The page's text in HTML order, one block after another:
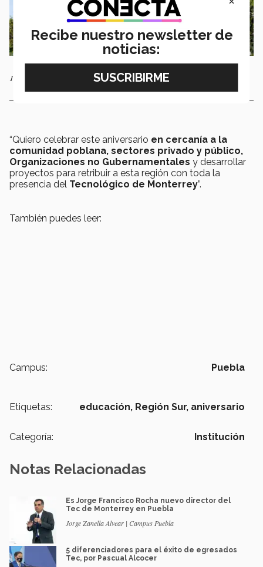
18 años dejando huella en Puebla
“Quiero celebrar este aniversario en cercanía a la
comunidad poblana, sectores privado y público,
Organizaciones no Gubernamentales y desarrollar
proyectos para retribuir a esta región con toda la
presencia del Tecnológico de Monterrey”.
También puedes leer:
Campus: Puebla
Etiquetas: educación, Región Sur, aniversario
Categoría: Institución
Notas Relacionadas
Es Jorge Francisco Rocha nuevo director del
Tec de Monterrey en Puebla
Jorge Zanella Alvear | Campus Puebla
5 diferenciadores para el éxito de egresados
Tec, por Pascual Alcocer
Recibe nuestro newsletter de
noticias: